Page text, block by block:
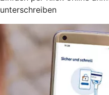
unterschreiben